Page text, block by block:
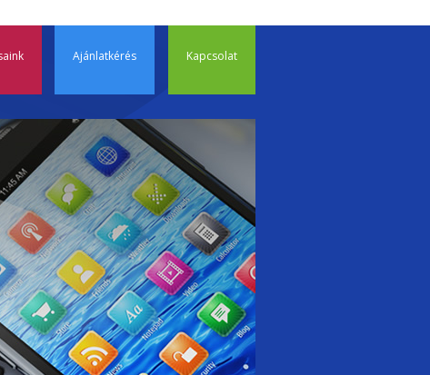
tárhely
Ajánlatkérés Kapcsolat